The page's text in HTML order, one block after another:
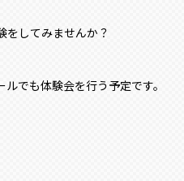
をしてみませんか？
でも体験会を行う予定です。